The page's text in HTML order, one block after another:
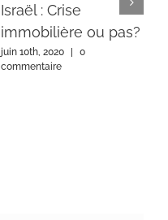
Israël : Crise
immobilière ou pas?
juin 10th, 2020
0
commentaire